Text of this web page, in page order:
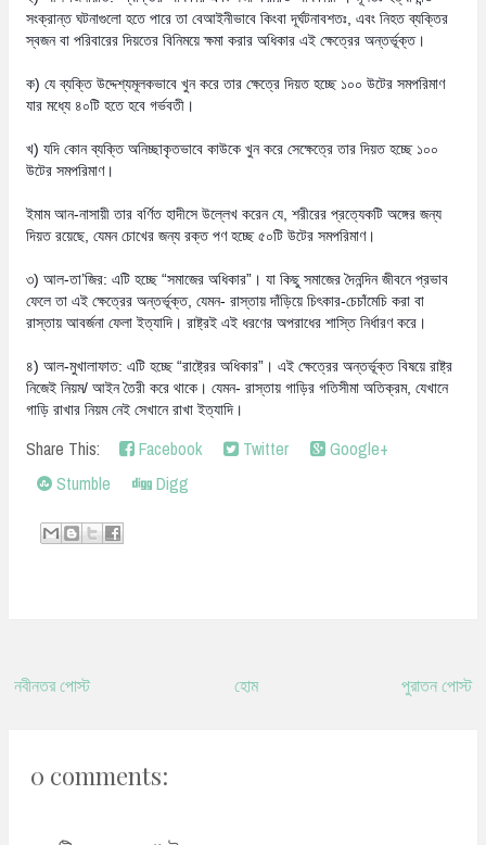
সংক্রান্ত ঘটনাগুলো হতে পারে তা বেআইনীভাবে কিংবা দূর্ঘটনাবশতঃ, এবং নিহত ব্যক্তির
স্বজন বা পরিবারের দিয়তের বিনিময়ে ক্ষমা করার অধিকার এই ক্ষেত্রের অন্তর্ভূক্ত।
ক) যে ব্যক্তি উদ্দেশ্যমূলকভাবে খুন করে তার ক্ষেত্রে দিয়ত হচ্ছে ১০০ উটের সমপরিমাণ
যার মধ্যে ৪০টি হতে হবে গর্ভবতী।
খ) যদি কোন ব্যক্তি অনিচ্ছাকৃতভাবে কাউকে খুন করে সেক্ষেত্রে তার দিয়ত হচ্ছে ১০০
উটের সমপরিমাণ।
ইমাম আন-নাসায়ী তার বর্ণিত হাদীসে উল্লেখ করেন যে, শরীরের প্রত্যেকটি অঙ্গের জন্য
দিয়ত রয়েছে, যেমন চোখের জন্য রক্ত পণ হচ্ছে ৫০টি উটের সমপরিমাণ।
৩) আল-তা’জির: এটি হচ্ছে “সমাজের অধিকার”। যা কিছু সমাজের দৈনন্দিন জীবনে প্রভাব
ফেলে তা এই ক্ষেত্রের অন্তর্ভূক্ত, যেমন- রাস্তায় দাঁড়িয়ে চিৎকার-চেচাঁমেচি করা বা
রাস্তায় আবর্জনা ফেলা ইত্যাদি। রাষ্ট্রই এই ধরণের অপরাধের শাস্তি নির্ধারণ করে।
৪) আল-মুখালাফাত: এটি হচ্ছে “রাষ্ট্রের অধিকার”। এই ক্ষেত্রের অন্তর্ভূক্ত বিষয়ে রাষ্ট্র
নিজেই নিয়ম/ আইন তৈরী করে থাকে। যেমন- রাস্তায় গাড়ির গতিসীমা অতিক্রম, যেখানে
গাড়ি রাখার নিয়ম নেই সেখানে রাখা ইত্যাদি।
Share This: Facebook Twitter
Google+
Stumble
Digg
নবীনতর পোস্ট পুরাতন পোস্ট
হোম
0 comments: